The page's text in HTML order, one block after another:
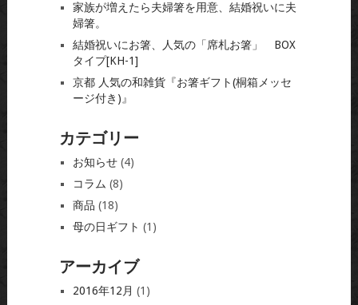
家族が増えたら夫婦箸を用意、結婚祝いに夫
婦箸。
結婚祝いにお箸、人気の「席札お箸」 BOX
タイプ[KH-1]
京都 人気の和雑貨『お箸ギフト(桐箱メッセ
ージ付き)』
カテゴリー
お知らせ(4)
コラム (8)
商品 (18)
母の日ギフト (1)
アーカイブ
2016年12月 (1)